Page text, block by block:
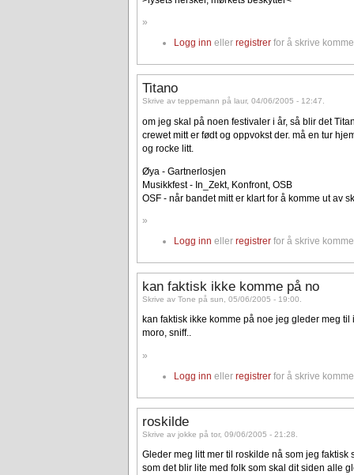
»
Logg inn ellerregistrer for å skrive
Titano
Skrive av teppemann på laur, 04/06/2005 - 12:47.
om jeg skal på noen festivaler i år, så blir det
crewet mitt er født og oppvokst der. må en tur
og rocke litt.
Øya - Gartnerlosjen
Musikkfest - In_Zekt, Konfront, OSB
OSF - når bandet mitt er klart for å komme ut av
»
Logg inn ellerregistrer for å skrive
kan faktisk ikke komme på no
Skrive av Tone på sun, 05/06/2005 - 19:00.
kan faktisk ikke komme på noe jeg gleder meg
moro, sniff..
»
Logg inn ellerregistrer for å skrive
roskilde
Skrive av jokke på tor, 09/06/2005 - 21:28.
Gleder meg litt mer til roskilde nå som jeg faktisk
som det blir lite med folk som skal dit siden alle